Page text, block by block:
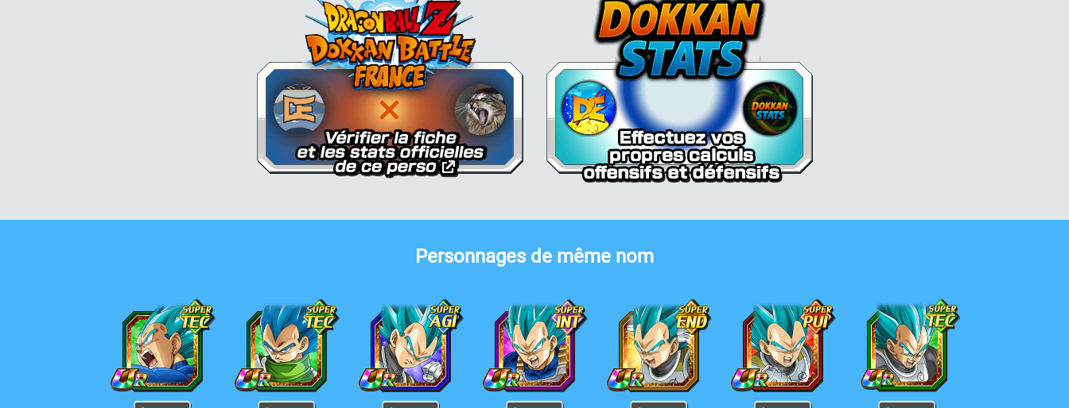
Personnages de même nom
Vegeta Super Saiyan Divin SSVegeta Super Saiyan Divin SSVegeta Super Saiyan Divin SSVegeta Super Saiyan Divin SSVegeta Super Saiyan Divin SSVegeta Super Saiyan Divin SSVegeta Super Saiyan Divin SS